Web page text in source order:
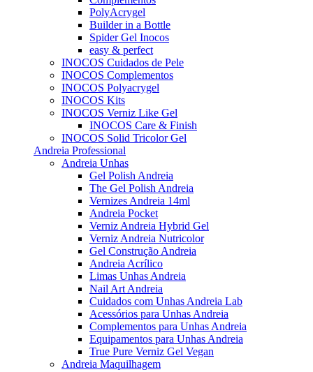
PolyAcrygel
Builder in a Bottle
Spider Gel Inocos
easy & perfect
INOCOS Cuidados de Pele
INOCOS Complementos
INOCOS Polyacrygel
INOCOS Kits
INOCOS Verniz Like Gel
INOCOS Care & Finish
INOCOS Solid Tricolor Gel
Andreia Professional
Andreia Unhas
Gel Polish Andreia
The Gel Polish Andreia
Vernizes Andreia 14ml
Andreia Pocket
Verniz Andreia Hybrid Gel
Verniz Andreia Nutricolor
Gel Construção Andreia
Andreia Acrílico
Limas Unhas Andreia
Nail Art Andreia
Cuidados com Unhas Andreia Lab
Acessórios para Unhas Andreia
Complementos para Unhas Andreia
Equipamentos para Unhas Andreia
True Pure Verniz Gel Vegan
Andreia Maquilhagem